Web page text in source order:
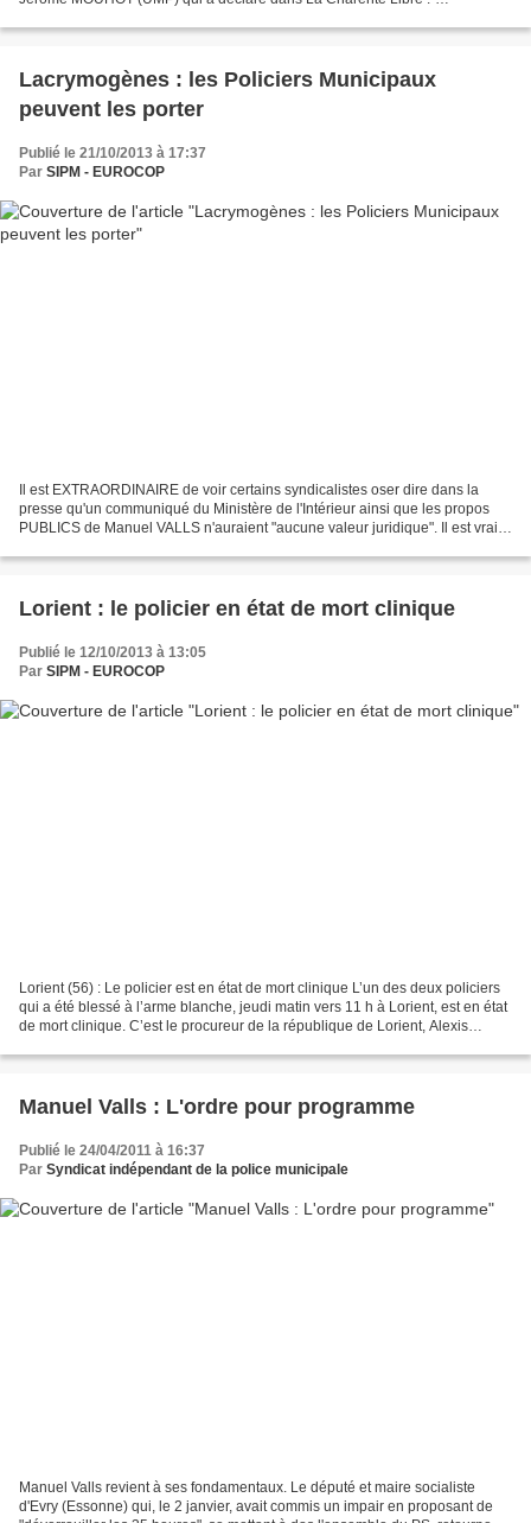
Lacrymogènes : les Policiers Municipaux
peuvent les porter
Publié le 21/10/2013 à 17:37
Par SIPM - EUROCOP
Il est EXTRAORDINAIRE de voir certains syndicalistes oser dire dans la
presse qu'un communiqué du Ministère de l'Intérieur ainsi que les propos
PUBLICS de Manuel VALLS n'auraient "aucune valeur juridique". Il est vrai
Lorient : le policier en état de mort clinique
Publié le 12/10/2013 à 13:05
Par SIPM - EUROCOP
Lorient (56) : Le policier est en état de mort clinique L’un des deux policiers
qui a été blessé à l’arme blanche, jeudi matin vers 11 h à Lorient, est en état
de mort clinique. C’est le procureur de la république de Lorient, Alexis
Manuel Valls : L'ordre pour programme
Publié le 24/04/2011 à 16:37
Par Syndicat indépendant de la police municipale
Manuel Valls revient à ses fondamentaux. Le député et maire socialiste
d'Evry (Essonne) qui, le 2 janvier, avait commis un impair en proposant de